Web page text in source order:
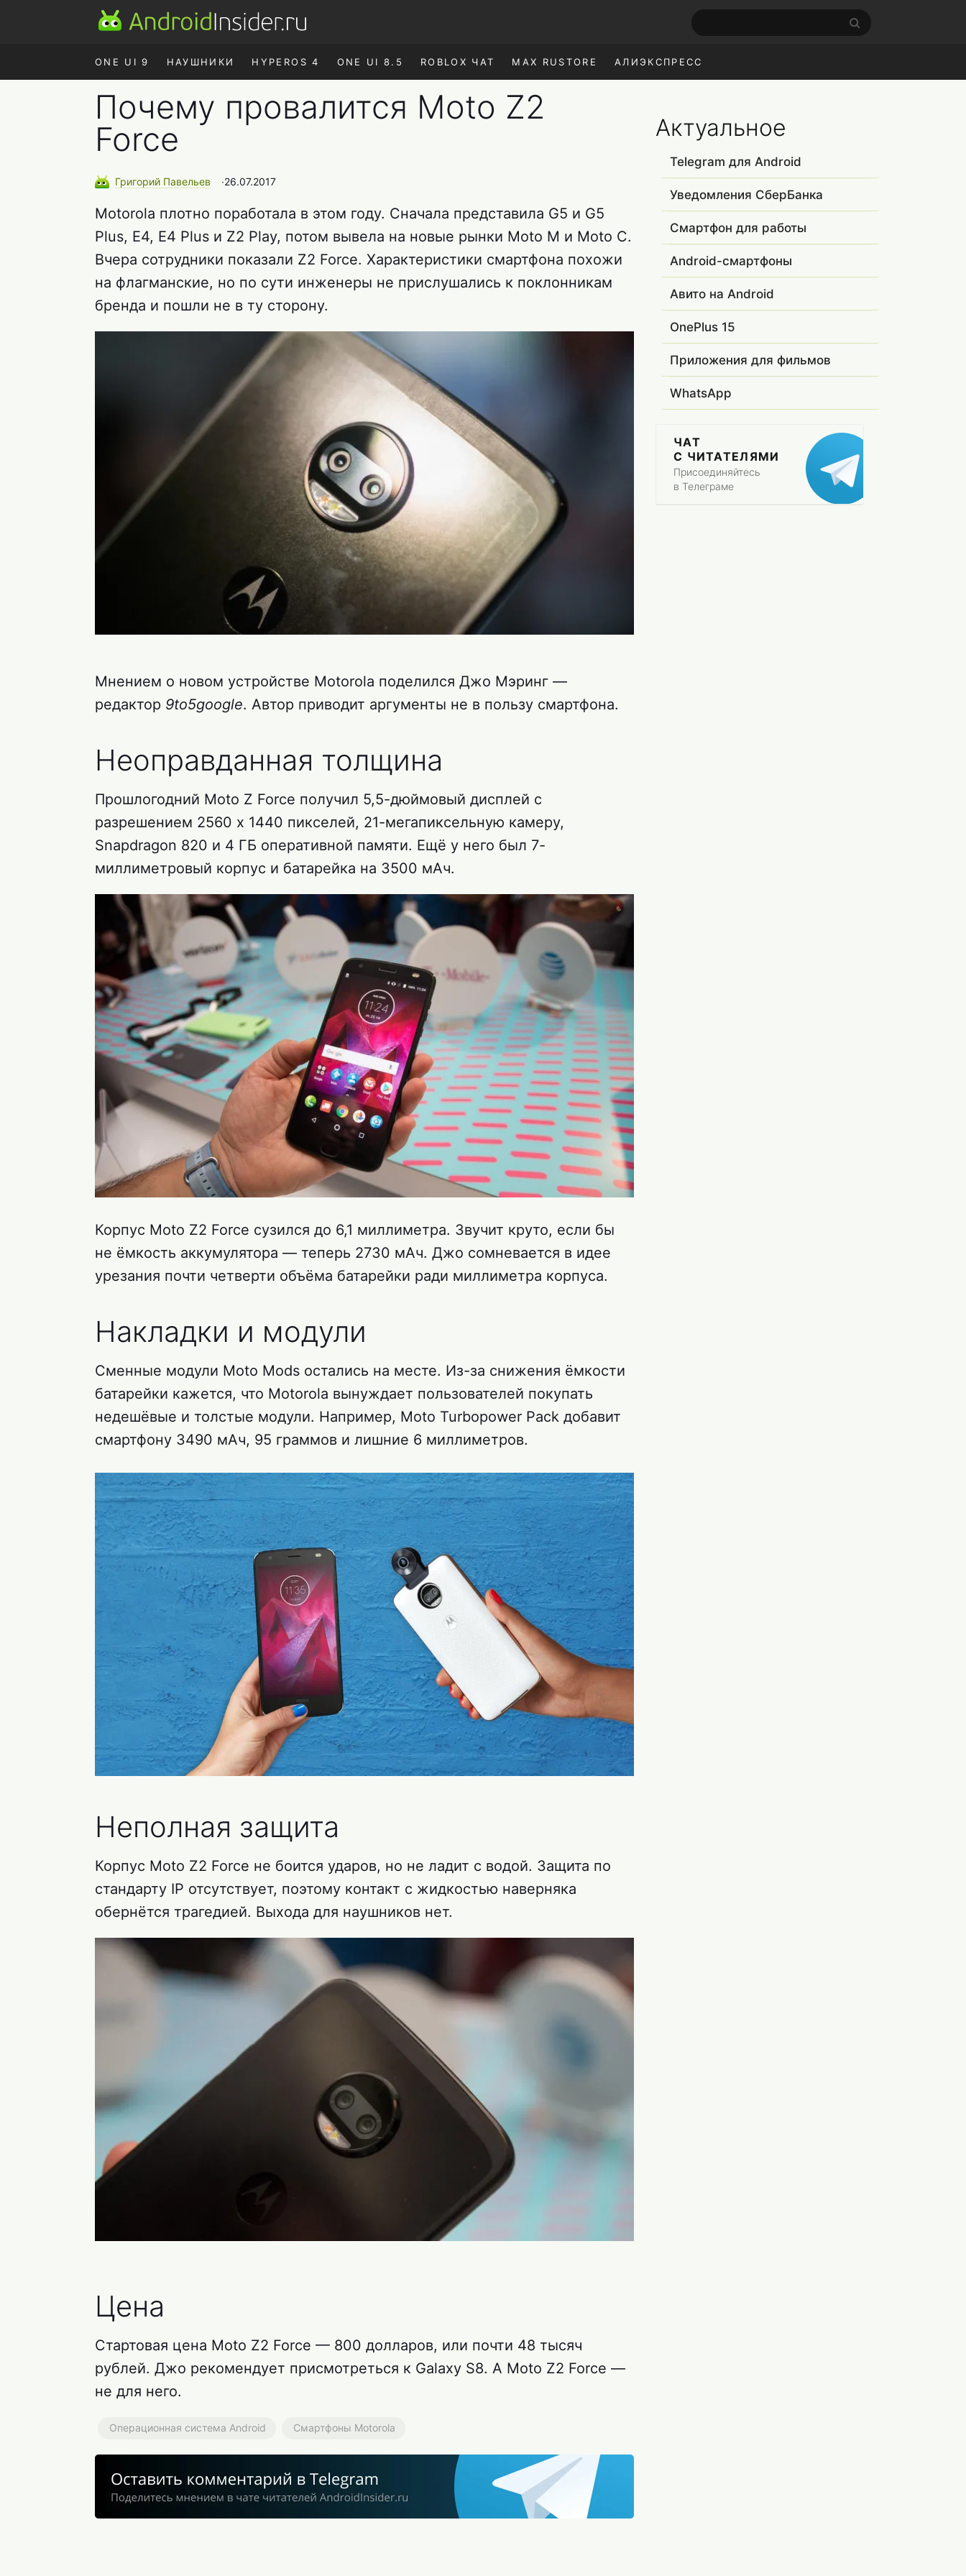
ONE UI 9 НАУШНИКИ HYPEROS 4 ONE UI 8.5 ROBLOX ЧАТ MAX RUSTORE АЛИЭКСПРЕСС
Почему провалится Moto Z2
Force
Григорий Павельев ∙26.07.2017
Motorola плотно поработала в этом году. Сначала представила G5 и G5
Plus, E4, E4 Plus и Z2 Play, потом вывела на новые рынки Moto M и Moto C.
Вчера сотрудники показали Z2 Force. Характеристики смартфона похожи
на флагманские, но по сути инженеры не прислушались к поклонникам
бренда и пошли не в ту сторону.
Мнением о новом устройстве Motorola поделился Джо Мэринг —
редактор 9to5google. Автор приводит аргументы не в пользу смартфона.
Неоправданная толщина
Прошлогодний Moto Z Force получил 5,5-дюймовый дисплей с
разрешением 2560 х 1440 пикселей, 21-мегапиксельную камеру,
Snapdragon 820 и 4 ГБ оперативной памяти. Ещё у него был 7-
миллиметровый корпус и батарейка на 3500 мАч.
Корпус Moto Z2 Force сузился до 6,1 миллиметра. Звучит круто, если бы
не ёмкость аккумулятора — теперь 2730 мАч. Джо сомневается в идее
урезания почти четверти объёма батарейки ради миллиметра корпуса.
Накладки и модули
Сменные модули Moto Mods остались на месте. Из-за снижения ёмкости
батарейки кажется, что Motorola вынуждает пользователей покупать
недешёвые и толстые модули. Например, Moto Turbopower Pack добавит
смартфону 3490 мАч, 95 граммов и лишние 6 миллиметров.
Неполная защита
Корпус Moto Z2 Force не боится ударов, но не ладит с водой. Защита по
стандарту IP отсутствует, поэтому контакт с жидкостью наверняка
обернётся трагедией. Выхода для наушников нет.
Цена
Стартовая цена Moto Z2 Force — 800 долларов, или почти 48 тысяч
рублей. Джо рекомендует присмотреться к Galaxy S8. А Moto Z2 Force —
не для него.
Операционная система Android Смартфоны Motorola
Актуальное
Telegram для Android
Уведомления СберБанка
Смартфон для работы
Android-смартфоны
Авито на Android
OnePlus 15
Приложения для фильмов
WhatsApp
ЧАТ
С ЧИТАТЕЛЯМИ
Присоединяйтесь
в Телеграме